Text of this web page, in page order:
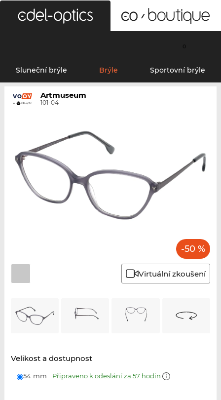
Sluneční brýle Brýle Sportovní brýle
Artmuseum
101-04
-50 %
Virtuální zkoušení
Velikost a dostupnost
54 mm Připraveno k odeslání za 57 hodin